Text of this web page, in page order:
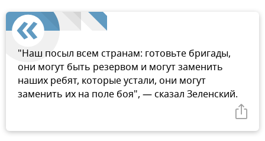
"Наш посыл всем странам: готовьте бригады,
они могут быть резервом и могут заменить
наших ребят, которые устали, они могут
заменить их на поле боя", — сказал Зеленский.